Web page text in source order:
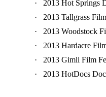
·
2013 Hot Springs
·
2013 Tallgrass
·
2013 Woodstock
·
2013 Hardacre
·
2013 Gimli Film
·
2013 HotDocs